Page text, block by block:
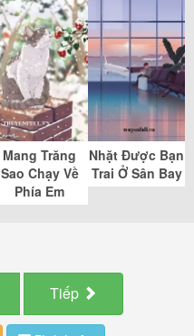
Mang Trăng
Sao Chạy Về
Phía Em
Nhặt Được Bạn
Trai Ở Sân Bay
Tiếp